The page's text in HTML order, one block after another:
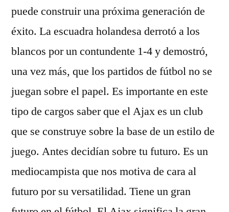
puede construir una próxima generación de
éxito. La escuadra holandesa derrotó a los
blancos por un contundente 1-4 y demostró,
una vez más, que los partidos de fútbol no se
juegan sobre el papel. Es importante en este
tipo de cargos saber que el Ajax es un club
que se construye sobre la base de un estilo de
juego. Antes decidían sobre tu futuro. Es un
mediocampista que nos motiva de cara al
futuro por su versatilidad. Tiene un gran